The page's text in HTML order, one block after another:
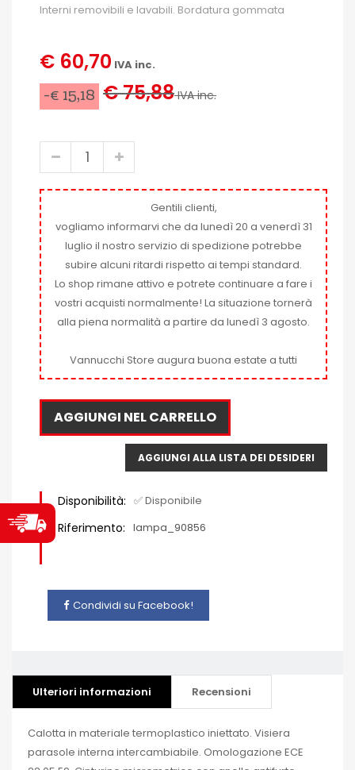
Interni removibili e lavabili. Bordatura gommata
€ 60,70 IVA inc.
-€ 15,18 € 75,88IVA inc.
Gentili clienti,
vogliamo informarvi che da lunedì 20 a venerdì 31
luglio il nostro servizio di spedizione potrebbe
subire alcuni ritardi rispetto ai tempi standard.
Lo shop rimane attivo e potrete continuare a fare i
vostri acquisti normalmente! La situazione tornerà
alla piena normalità a partire da lunedì 3 agosto.
Vannucchi Store augura buona estate a tutti
AGGIUNGI NEL CARRELLO
AGGIUNGI ALLA LISTA DEI DESIDERI
Disponibilità: ✅ Disponibile
Riferimento: lampa_90856
Condividi su Facebook!
Ulteriori informazioni Recensioni
Calotta in materiale termoplastico iniettato. Visiera
parasole interna intercambiabile. Omologazione ECE